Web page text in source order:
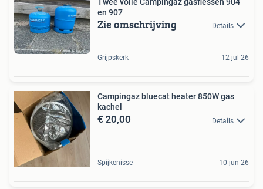
en 907
Zie omschrijving Details
Grijpskerk 12 jul 26
Campingaz bluecat heater 850W gas
kachel
€ 20,00 Details
Spijkenisse 10 jun 26